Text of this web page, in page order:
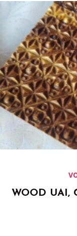
WOOD UAI,